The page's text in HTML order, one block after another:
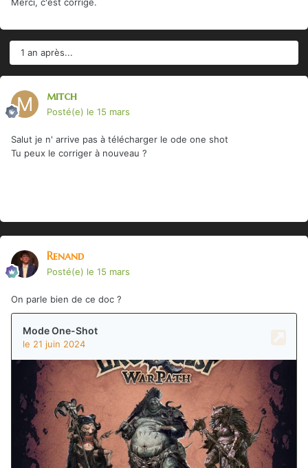
1 an après...
mitch
Posté(e) le 15 mars
Salut je n' arrive pas à télécharger le ode one shot
Tu peux le corriger à nouveau ?
Renand
Posté(e) le 15 mars
On parle bien de ce doc ?